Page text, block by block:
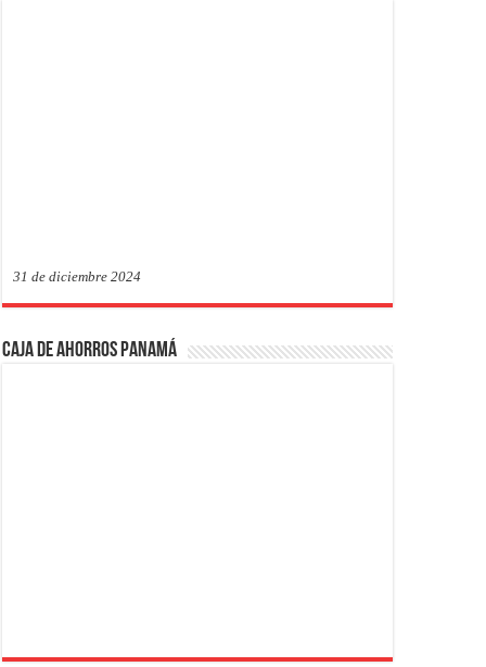
31 de diciembre 2024
Caja de Ahorros Panamá